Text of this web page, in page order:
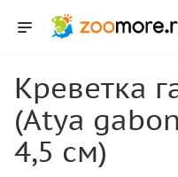
Креветка
(Atya
4,5 см)